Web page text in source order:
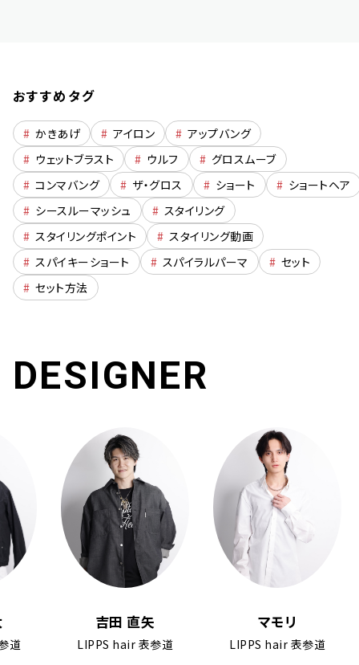
おすすめタグ
# かきあげ # アイロン # アップバング
# ウェットブラスト # ウルフ # グロスムーブ
# コンマバング # ザ・グロス # ショート # ショートヘア
# シースルーマッシュ # スタイリング
# スタイリングポイント # スタイリング動画
# スパイキーショート # スパイラルパーマ # セット
# セット方法
DESIGNER
吉田 直矢
LIPPS hair 表参道
マモリ
LIPPS hair 表参道